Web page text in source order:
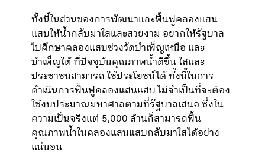
ทั้งนี้ในส่วนของการพัฒนาและฟื้นฟูคลองแสน
แสบให้น้ำกลับมาใสและสวยงาม อยากให้รัฐบาล
ไปศึกษาคลองแสบช่วงวัดบำเพ็ญเหนือ และ
บำเพ็ญใต้ ที่ปัจจุบันคุณภาพน้ำดีขึ้น ใสและ
ประชาชนสามารถ ใช้ประโยชน์ได้ ทั้งนี้ในการ
ดำเนินการฟื้นฟูคลองแสนแสบ ไม่จำเป็นที่จะต้อง
ใช้งบประมาณมหาศาลตามที่รัฐบาลเสนอ ซึ่งใน
ความเป็นจริงแต่ 5,000 ล้านก็สามารถฟื้น
คุณภาพน้ำในคลองแสนแสบกลับมาใสได้อย่าง
แน่นอน